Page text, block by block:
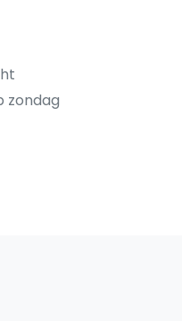
zondag